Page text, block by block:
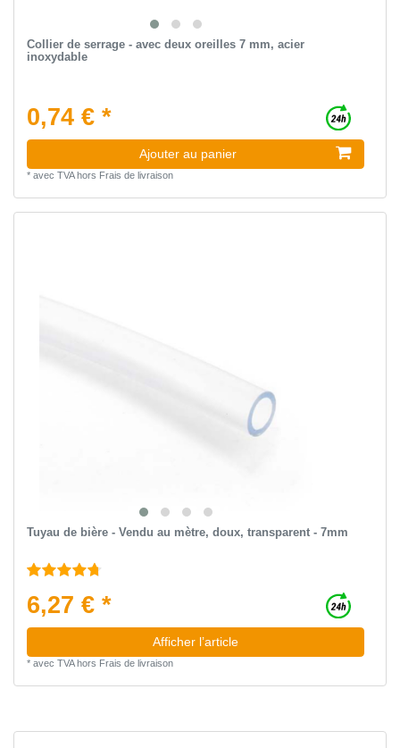
Collier de serrage - avec deux oreilles 7 mm, acier
inoxydable
0,74 € *
Ajouter au panier
* avec TVAhors Frais de livraison
Tuyau de bière - Vendu au mètre, doux, transparent - 7mm
6,27 € *
Afficher l’article
* avec TVAhors Frais de livraison